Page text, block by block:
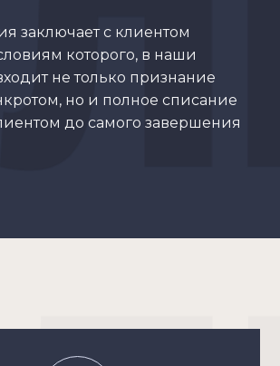
заключает с клиентом
которого, в наши
не только признание
но и полное списание
до самого завершения